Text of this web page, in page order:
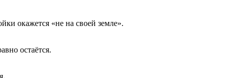
окажется «не на своей земле».
остаётся.